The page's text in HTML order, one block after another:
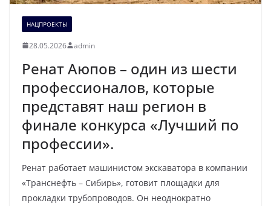
НАЦПРОЕКТЫ
28.05.2026 admin
Ренат Аюпов – один из шести
профессионалов, которые
представят наш регион в
финале конкурса «Лучший по
профессии».
Ренат работает машинистом экскаватора в компании
«Транснефть – Сибирь», готовит площадки для
прокладки трубопроводов. Он неоднократно